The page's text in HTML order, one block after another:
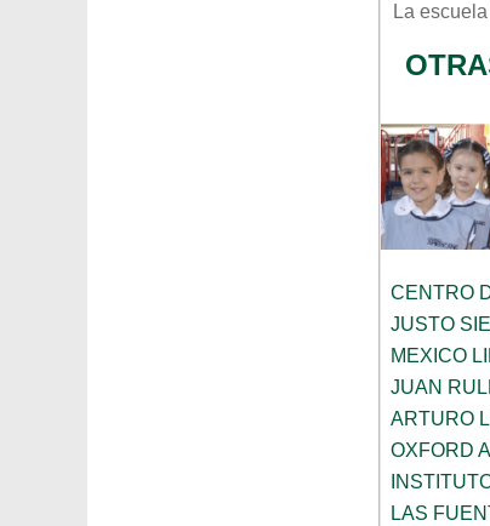
La
CENTRO
JUSTO
MEXICO
JUAN
ARTURO
OXFORD
LAS